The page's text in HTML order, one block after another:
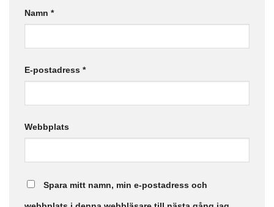
Namn *
E-postadress *
Webbplats
Spara mitt namn, min e-postadress och